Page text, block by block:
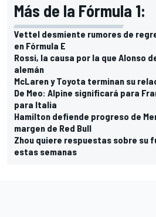
Más de la Fórmula 1:
Vettel desmiente rumores de
en Fórmula E
Rossi, la causa por la que Alonso
alemán
McLaren y Toyota terminan su
De Meo: Alpine significará para
para Italia
Hamilton defiende progreso de
margen de Red Bull
Zhou quiere respuestas sobre su
estas semanas